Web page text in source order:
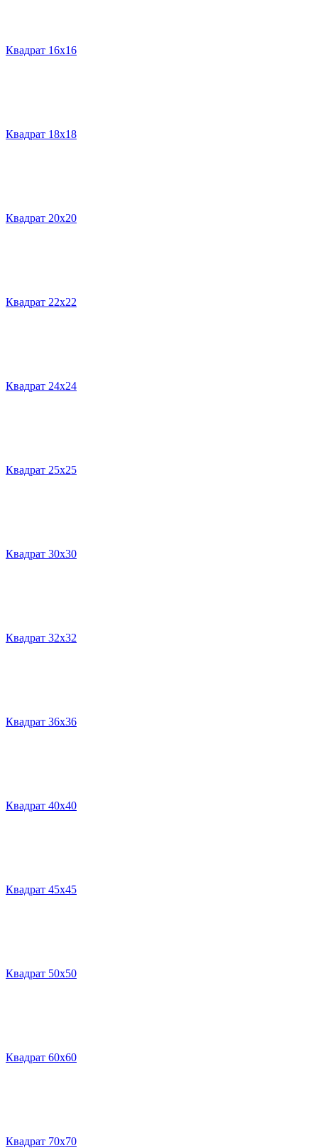
Квадрат 16х16
Квадрат 18х18
Квадрат 20х20
Квадрат 22х22
Квадрат 24х24
Квадрат 25х25
Квадрат 30х30
Квадрат 32х32
Квадрат 36х36
Квадрат 40х40
Квадрат 45х45
Квадрат 50х50
Квадрат 60х60
Квадрат 70х70